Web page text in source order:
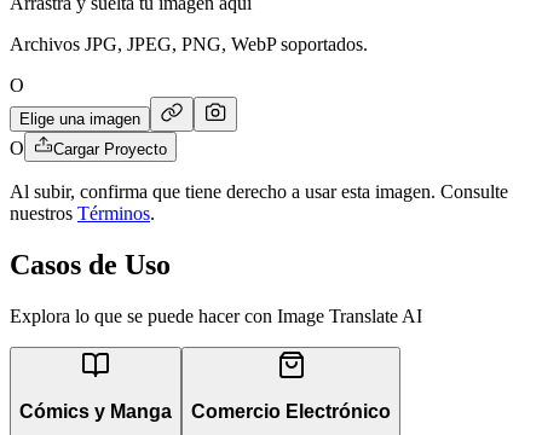
Archivos JPG, JPEG, PNG, WebP soportados.
O
Elige una imagen
O Cargar Proyecto
Al subir, confirma que tiene derecho a usar esta imagen. Consulte
nuestros Términos.
Casos de Uso
Explora lo que se puede hacer con Image Translate AI
Cómics y Manga Comercio Electrónico